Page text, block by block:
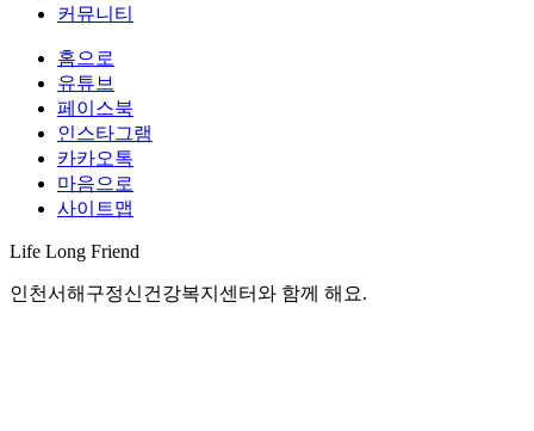
커뮤니티
홈으로
유튜브
페이스북
인스타그램
카카오톡
마음으로
사이트맵
Life Long Friend
인천서해구정신건강복지센터와 함께 해요.